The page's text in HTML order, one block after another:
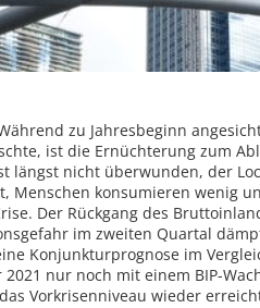
zu Jahresbeginn
ist die Ernüchterung zum
längst nicht überwunden, der
Menschen konsumieren wenig
Der Rückgang des
im zweiten Quartal
Konjunkturprognose im
nur noch mit einem BIP-
Vorkrisenniveau wieder